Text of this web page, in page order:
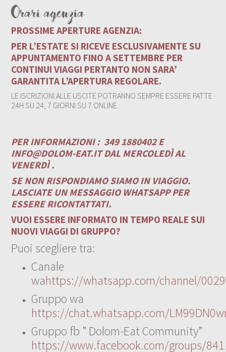
Orari agenzia
PROSSIME APERTURE AGENZIA:
PER L’ESTATE SI RICEVE ESCLUSIVAMENTE SU
APPUNTAMENTO FINO A SETTEMBRE PER
CONTINUI VIAGGI PERTANTO NON SARA’
GARANTITA L’APERTURA REGOLARE.
LE ISCRIZIONI ALLE USCITE POTRANNO SEMPRE ESSERE FATTE
24H SU 24, 7 GIORNI SU 7 ONLINE.
PER INFORMAZIONI : 349 1880402 E
INFO@DOLOM-EAT.ITDAL MERCOLEDÌ AL
VENERDÌ .
SE NON RISPONDIAMO SIAMO IN VIAGGIO.
LASCIATE UN MESSAGGIO WHATSAPP PER
ESSERE RICONTATTATI.
VUOI ESSERE INFORMATO IN TEMPO REALE SUI
NUOVI VIAGGI DI GRUPPO?
Puoi scegliere tra:
Canale
wahttps://whatsapp.com/channel/
Gruppo wa
https://chat.whatsapp.com/
Gruppo fb ” Dolom-Eat Community”
https://www.facebook.com/groups/